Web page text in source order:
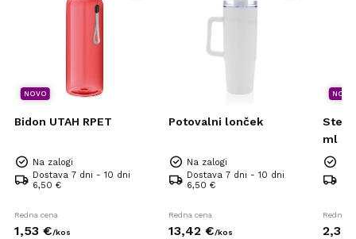
NOVO
Bidon UTAH RPET
Na zalogi
Dostava 7 dni - 10 dni
6,50 €
Redna cena
1,53 €/kos
Potovalni lonček
Na zalogi
Dostava 7 dni - 10 dni
6,50 €
Redna cena
13,42 €/kos
NOVO
ml
Redna
2,38